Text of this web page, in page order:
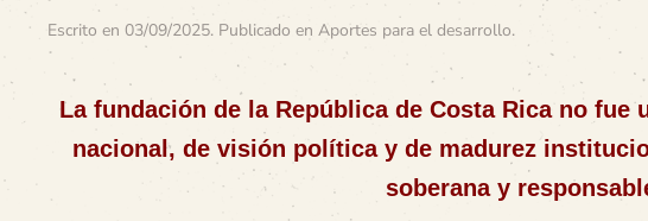
Escrito en 03/09/2025. Publicado en Aportes para el desarrollo.
La fundación de la República de Costa Rica no
nacional, de visión política y de madurez
soberana y